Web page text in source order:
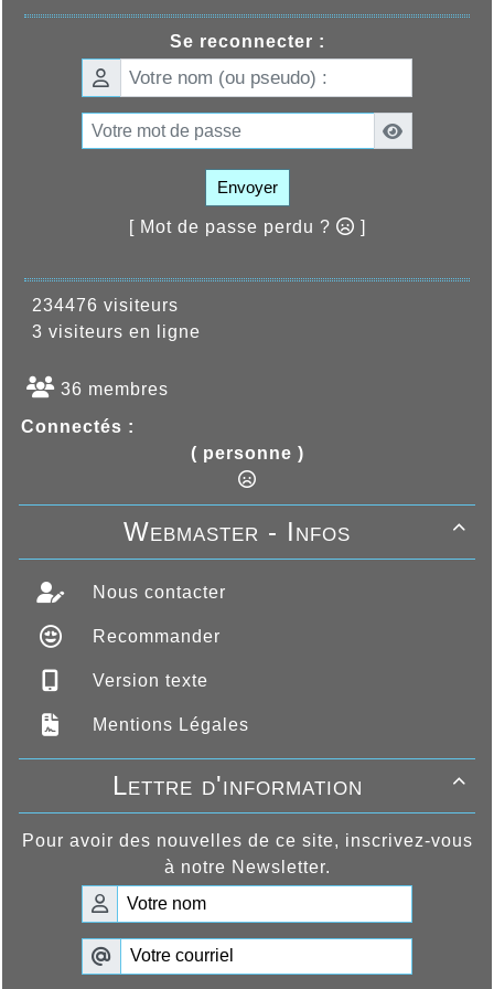
Se reconnecter :
Envoyer
[ Mot de passe perdu ? ]
234476 visiteurs
3 visiteurs en ligne
36 membres
Connectés :
( personne )

Webmaster - Infos
Nous contacter
Recommander
Version texte
Mentions Légales

Lettre d'information
Pour avoir des nouvelles de ce site, inscrivez-vous
à notre Newsletter.